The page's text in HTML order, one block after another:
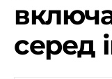
серед